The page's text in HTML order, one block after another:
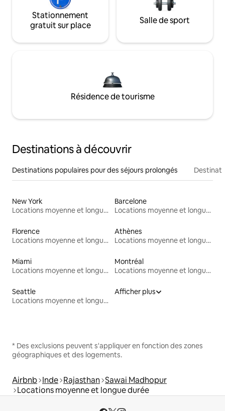
Stationnement
gratuit sur place
Salle de sport
Résidence de tourisme
Destinations à découvrir
Destinations populaires pour des séjours prolongés
New York
Locations moyenne et longue durée
Barcelone
Locations moyenne et longue durée
Florence
Locations moyenne et longue durée
Athènes
Locations moyenne et longue durée
Miami
Locations moyenne et longue durée
Montréal
Locations moyenne et longue durée
Seattle
Locations moyenne et longue durée
Afficher plus
* Des exclusions peuvent s'appliquer en fonction des zones
géographiques et des logements.
Airbnb Inde Rajasthan Sawai Madhopur
Locations moyenne et longue durée